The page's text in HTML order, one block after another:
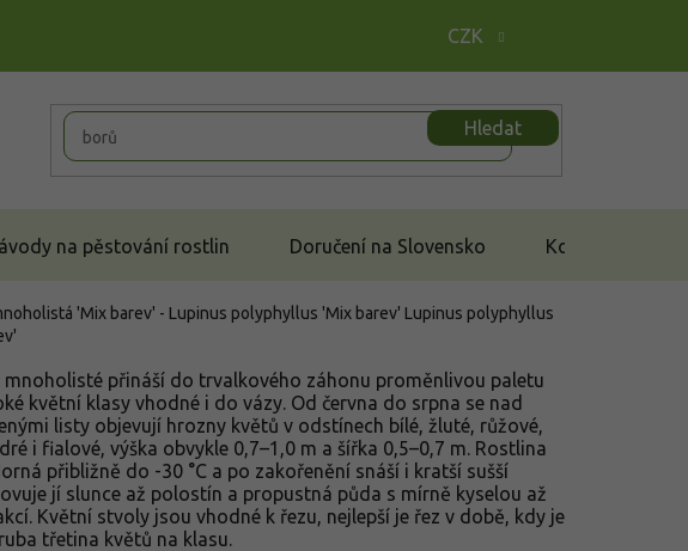
CZK
Hledat
na pěstování rostlin Doručení na Slovensko Kontakt
'Mix barev' - Lupinus polyphyllus 'Mix barev'Lupinus polyphyllus
mnoholisté přináší do trvalkového záhonu proměnlivou paletu
květní klasy vhodné i do vázy. Od června do srpna se nad
listy objevují hrozny květů v odstínech bílé, žluté, růžové,
i fialové, výška obvykle 0,7–1,0 m a šířka 0,5–0,7 m. Rostlina
přibližně do -30 °C a po zakořenění snáší i kratší sušší
jí slunce až polostín a propustná půda s mírně kyselou až
Květní stvoly jsou vhodné k řezu, nejlepší je řez v době, kdy je
třetina květů na klasu.